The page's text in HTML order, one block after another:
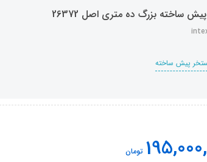
ساخته بزرگ ده متری اصل 26372
پیش ساخته
تومان